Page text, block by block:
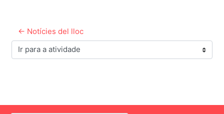
← Notícies del lloc
Ir para a atividade